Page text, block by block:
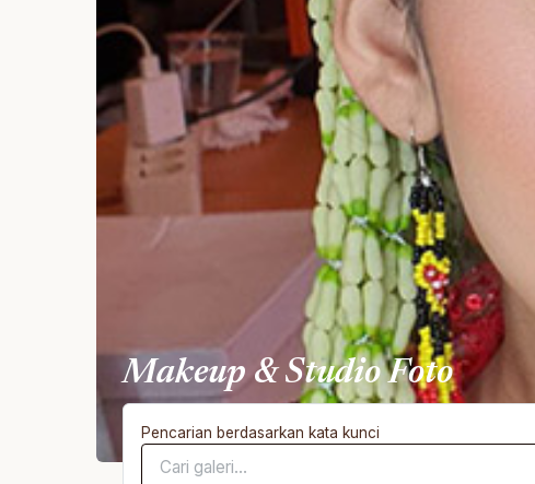
Makeup & Studio Foto
Pencarian berdasarkan kata kunci